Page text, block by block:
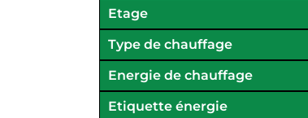
Etage
Type de chauffage
Energie de chauffage
Etiquette énergie